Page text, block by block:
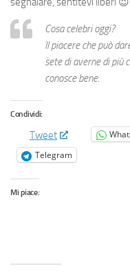
Cosa celebri oggi?
Il piacere che può
sete di averne di più
conosce bene.
Condividi:
Tweet
Telegram
Mi piace: